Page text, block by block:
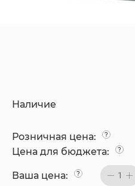
Наличие
Розничная цена: ?
Цена для бюджета: ?
Ваша цена: ? 1